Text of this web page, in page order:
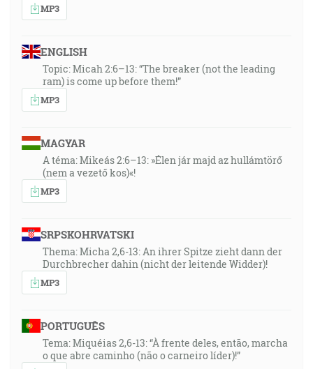
MP3
ENGLISH
Topic: Micah 2:6–13: “The breaker (not the leading
ram) is come up before them!”
MP3
MAGYAR
A téma: Mikeás 2:6–13: »Élen jár majd az hullámtörő
(nem a vezető kos)«!
MP3
SRPSKOHRVATSKI
Thema: Micha 2,6-13: An ihrer Spitze zieht dann der
Durchbrecher dahin (nicht der leitende Widder)!
MP3
PORTUGUÊS
Tema: Miquéias 2,6-13: “À frente deles, então, marcha
o que abre caminho (não o carneiro líder)!”